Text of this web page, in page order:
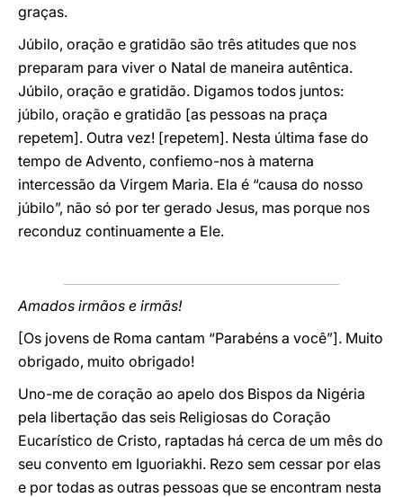
graças.
Júbilo, oração e gratidão são três atitudes que nos
preparam para viver o Natal de maneira autêntica.
Júbilo, oração e gratidão. Digamos todos juntos:
júbilo, oração e gratidão [as pessoas na praça
repetem]. Outra vez! [repetem]. Nesta última fase do
tempo de Advento, confiemo-nos à materna
intercessão da Virgem Maria. Ela é “causa do nosso
júbilo”, não só por ter gerado Jesus, mas porque nos
reconduz continuamente a Ele.
Amados irmãos e irmãs!
[Os jovens de Roma cantam “Parabéns a você”]. Muito
obrigado, muito obrigado!
Uno-me de coração ao apelo dos Bispos da Nigéria
pela libertação das seis Religiosas do Coração
Eucarístico de Cristo, raptadas há cerca de um mês do
seu convento em Iguoriakhi. Rezo sem cessar por elas
e por todas as outras pessoas que se encontram nesta